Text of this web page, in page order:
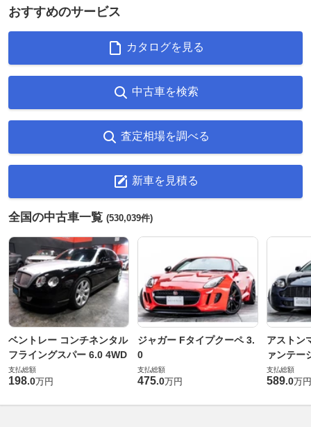
おすすめのサービス
カタログを見る
中古車を検索
査定相場を調べる
新車を見積る
全国の中古車一覧 (530,039件)
ベントレー コンチネンタル
フライングスパー 6.0 4WD
支払総額
198.0万円
ジャガー Fタイプクーペ 3.
0
支払総額
475.0万円
アストン
ァンテー
支払総額
589.0万円